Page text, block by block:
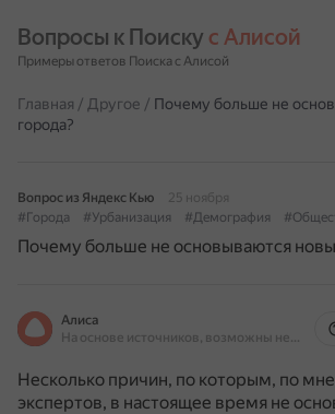
Вопросы к Поиску с Алисой
Примеры ответов Поиска с Алисой
Главная / Другое / Почему больше не
города?
Вопрос из Яндекс Кью
25 ноября
#Города
#Урбанизация #Демография
Почему больше не основываются
Алиса
На основе источников, возможны неточности
Несколько причин, по которым, по
экспертов, в настоящее время не